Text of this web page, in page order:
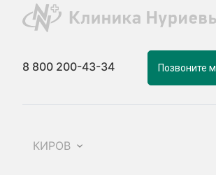
8 800 200-43-34 Позвоните
КИРОВ